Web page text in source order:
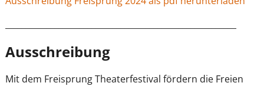
Ausschreibung
Mit dem Freisprung Theaterfestival fördern die Freien